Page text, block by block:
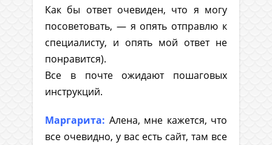
Как бы ответ очевиден, что я могу
посоветовать, — я опять отправлю к
специалисту, и опять мой ответ не
понравится).
Все в почте ожидают пошаговых
инструкций.
Маргарита: Алена, мне кажется, что
все очевидно, у вас есть сайт, там все